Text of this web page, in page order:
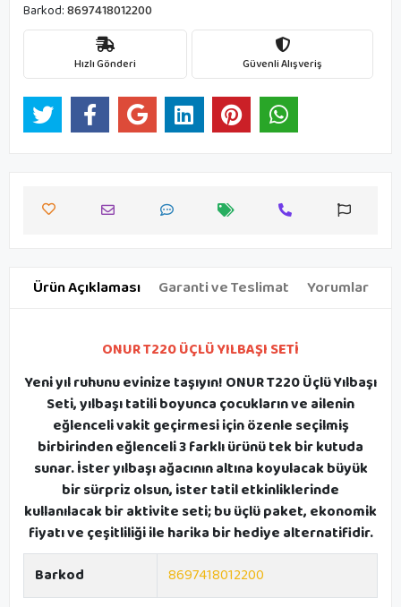
Barkod:8697418012200
Hızlı Gönderi Güvenli Alışveriş
Ürün Açıklaması Garanti ve Teslimat Yorumlar
ONUR T220 ÜÇLÜ YILBAŞI SETİ
Yeni yıl ruhunu evinize taşıyın! ONUR T220 Üçlü Yılbaşı
Seti, yılbaşı tatili boyunca çocukların ve ailenin
eğlenceli vakit geçirmesi için özenle seçilmiş
birbirinden eğlenceli 3 farklı ürünü tek bir kutuda
sunar. İster yılbaşı ağacının altına koyulacak büyük
bir sürpriz olsun, ister tatil etkinliklerinde
kullanılacak bir aktivite seti; bu üçlü paket, ekonomik
fiyatı ve çeşitliliği ile harika bir hediye alternatifidir.
Barkod
8697418012200